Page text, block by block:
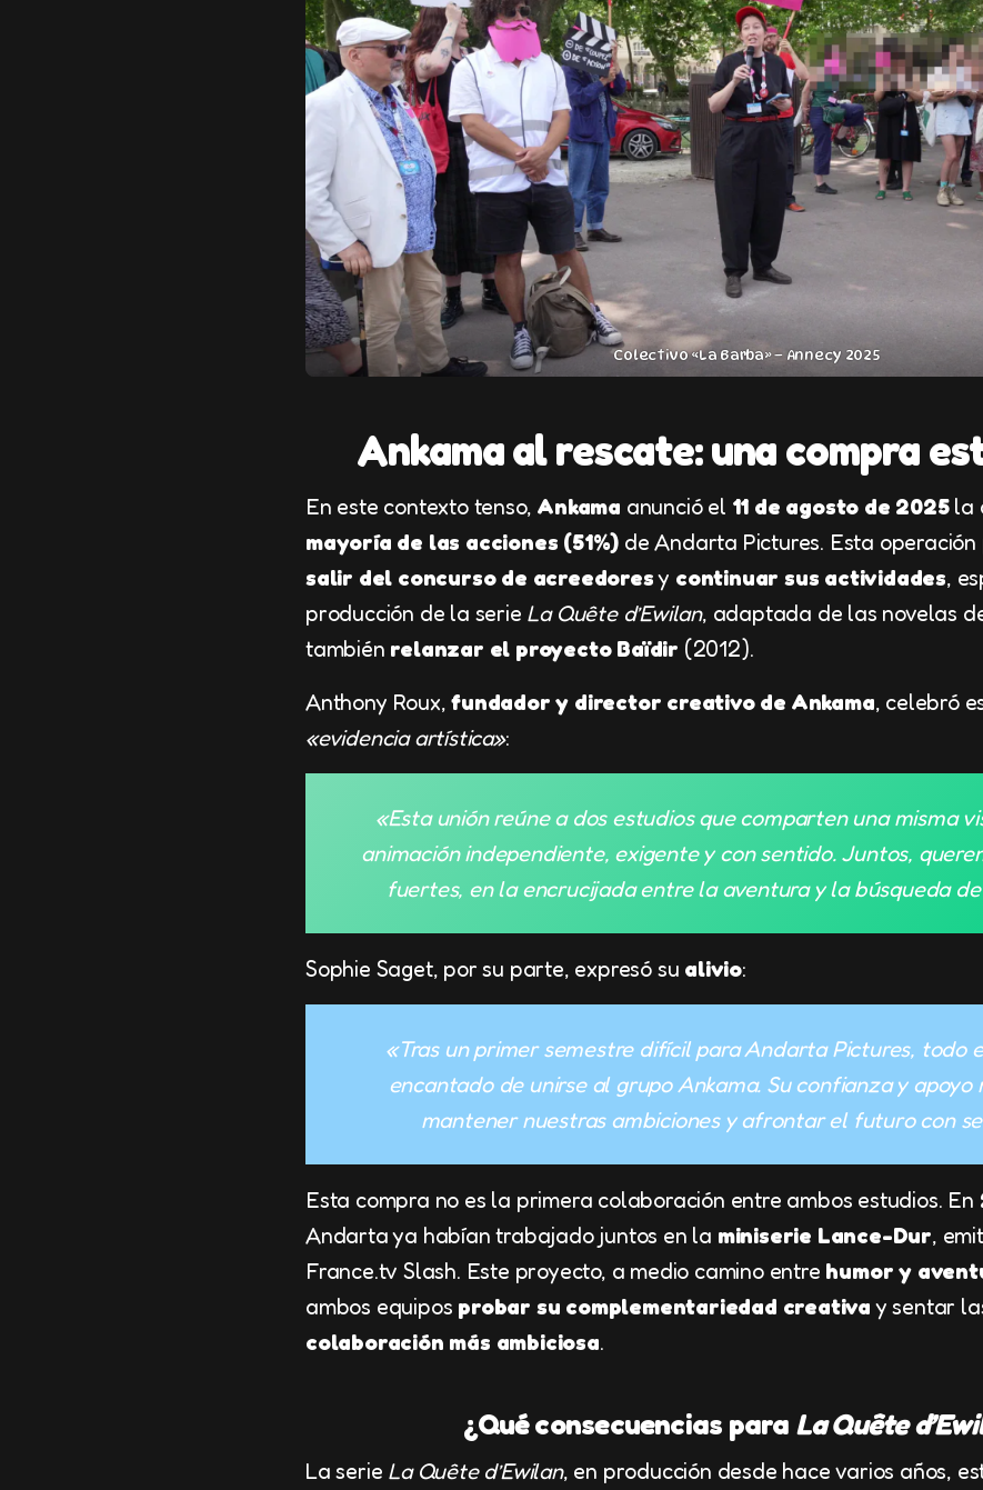
Colectivo «La Barba» – Annecy 2025
Ankama al rescate: una compra
En este contexto tenso, Ankama anunció el 11 de agosto de 2025la
mayoría de las acciones (51%) de Andarta Pictures. Esta
salir del concurso de acreedoresy continuar sus actividades,
producción de la serie La Quête d’Ewilan, adaptada de las novelas
también relanzar el proyecto Baïdir (2012).
Anthony Roux,fundador y director creativo de Ankama, celebró
«evidencia artística»:
«Esta unión reúne a dos estudios que comparten una misma
animación independiente, exigente y con sentido. Juntos,
fuertes, en la encrucijada entre la aventura y la búsqueda de
Sophie Saget, por su parte, expresó su alivio:
«Tras un primer semestre difícil para Andarta Pictures, todo
encantado de unirse al grupo Ankama. Su confianza y apoyo
mantener nuestras ambiciones y afrontar el futuro con
Esta compra no es la primera colaboración entre ambos estudios. En
Andarta ya habían trabajado juntos en la miniserie Lance-Dur,
France.tv Slash. Este proyecto, a medio camino entre humor y
ambos equipos probar su complementariedad creativa y sentar
colaboración más ambiciosa.
¿Qué consecuencias para La Quête
La serie La Quête d’Ewilan, en producción desde hace varios años,